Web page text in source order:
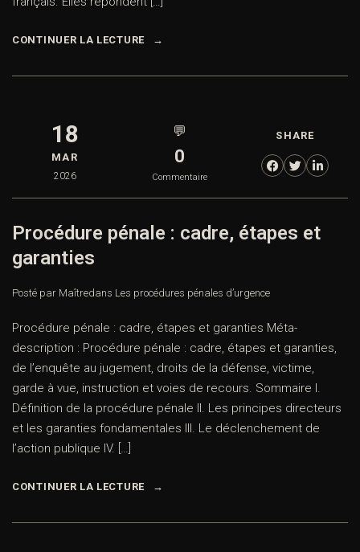
CONTINUER LA LECTURE
18
MAR
2026
💬
0
Commentaire
SHARE
Procédure pénale : cadre, étapes et
garanties
Posté par Maîtredans Les procédures pénales d’urgence
Procédure pénale : cadre, étapes et garanties Méta-
description : Procédure pénale : cadre, étapes et garanties,
de l’enquête au jugement, droits de la défense, victime,
garde à vue, instruction et voies de recours. Sommaire I.
Définition de la procédure pénale II. Les principes directeurs
et les garanties fondamentales III. Le déclenchement de
l’action publique IV. […]
CONTINUER LA LECTURE